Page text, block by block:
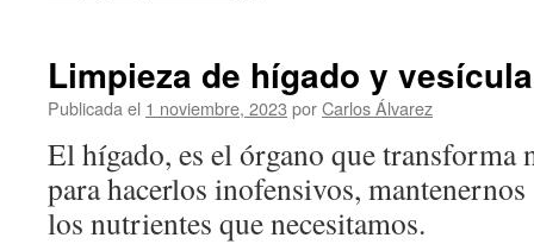
de
León!
Limpieza de hígado y
Publicada el 1 noviembre, 2023 porCarlos Álvarez
El hígado, es el órgano que transforma
para hacerlos inofensivos,
los nutrientes que necesitamos.